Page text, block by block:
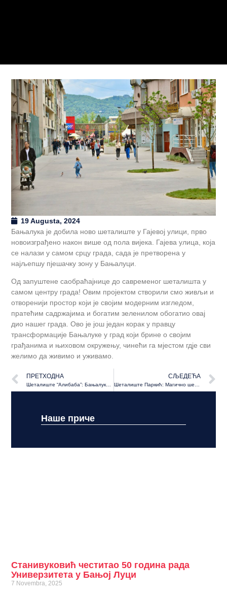
19 Augusta, 2024
Бањалука је добила ново шеталиште у Гајевој улици, прво
новоизграђено након више од пола вијека. Гајева улица, која
се налази у самом срцу града, сада је претворена у
најљепшу пјешачку зону у Бањалуци.
Од запуштене саобраћајнице до савременог шеталишта у
самом центру града! Овим пројектом створили смо живљи и
отворенији простор који је својим модерним изгледом,
пратећим садржајима и богатим зеленилом обогатио овај
дио нашег града. Ово је још један корак у правцу
трансформације Бањалуке у град који брине о својим
грађанима и њиховом окружењу, чинећи га мјестом гдје сви
желимо да живимо и уживамо.
ПРЕТХОДНА СЉЕДЕЋА
Наше приче
Станивуковић честитао 50 година рада
Универзитета у Бањој Луци
7 Novembra, 2025